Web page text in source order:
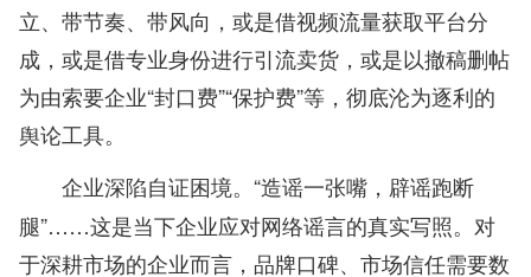
立、带节奏、带风向，或是借视频流量获取平台分
成，或是借专业身份进行引流卖货，或是以撤稿删帖
为由索要企业“封口费”“保护费”等，彻底沦为逐利的
舆论工具。
企业深陷自证困境。 “造谣一张嘴，辟谣跑断
腿”……这是当下企业应对网络谣言的真实写照。对
于深耕市场的企业而言，品牌口碑、市场信任需要数